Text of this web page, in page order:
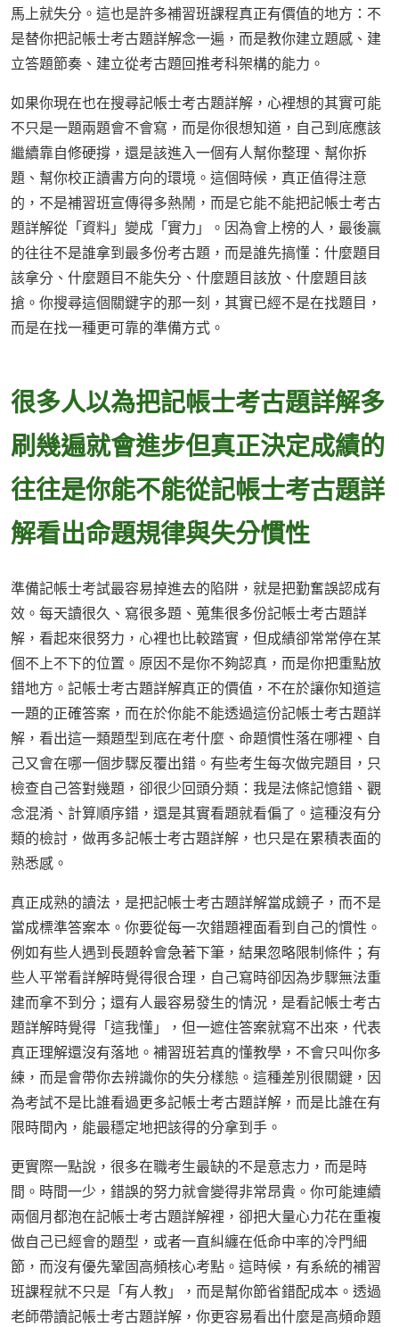
馬上就失分。這也是許多補習班課程真正有價值的地方：不
是替你把記帳士考古題詳解念一遍，而是教你建立題感、建
立答題節奏、建立從考古題回推考科架構的能力。
如果你現在也在搜尋記帳士考古題詳解，心裡想的其實可能
不只是一題兩題會不會寫，而是你很想知道，自己到底應該
繼續靠自修硬撐，還是該進入一個有人幫你整理、幫你拆
題、幫你校正讀書方向的環境。這個時候，真正值得注意
的，不是補習班宣傳得多熱鬧，而是它能不能把記帳士考古
題詳解從「資料」變成「實力」。因為會上榜的人，最後贏
的往往不是誰拿到最多份考古題，而是誰先搞懂：什麼題目
該拿分、什麼題目不能失分、什麼題目該放、什麼題目該
搶。你搜尋這個關鍵字的那一刻，其實已經不是在找題目，
而是在找一種更可靠的準備方式。
很多人以為把記帳士考古題詳解多
刷幾遍就會進步但真正決定成績的
往往是你能不能從記帳士考古題詳
解看出命題規律與失分慣性
準備記帳士考試最容易掉進去的陷阱，就是把勤奮誤認成有
效。每天讀很久、寫很多題、蒐集很多份記帳士考古題詳
解，看起來很努力，心裡也比較踏實，但成績卻常常停在某
個不上不下的位置。原因不是你不夠認真，而是你把重點放
錯地方。記帳士考古題詳解真正的價值，不在於讓你知道這
一題的正確答案，而在於你能不能透過這份記帳士考古題詳
解，看出這一類題型到底在考什麼、命題慣性落在哪裡、自
己又會在哪一個步驟反覆出錯。有些考生每次做完題目，只
檢查自己答對幾題，卻很少回頭分類：我是法條記憶錯、觀
念混淆、計算順序錯，還是其實看題就看偏了。這種沒有分
類的檢討，做再多記帳士考古題詳解，也只是在累積表面的
熟悉感。
真正成熟的讀法，是把記帳士考古題詳解當成鏡子，而不是
當成標準答案本。你要從每一次錯題裡面看到自己的慣性。
例如有些人遇到長題幹會急著下筆，結果忽略限制條件；有
些人平常看詳解時覺得很合理，自己寫時卻因為步驟無法重
建而拿不到分；還有人最容易發生的情況，是看記帳士考古
題詳解時覺得「這我懂」，但一遮住答案就寫不出來，代表
真正理解還沒有落地。補習班若真的懂教學，不會只叫你多
練，而是會帶你去辨識你的失分樣態。這種差別很關鍵，因
為考試不是比誰看過更多記帳士考古題詳解，而是比誰在有
限時間內，能最穩定地把該得的分拿到手。
更實際一點說，很多在職考生最缺的不是意志力，而是時
間。時間一少，錯誤的努力就會變得非常昂貴。你可能連續
兩個月都泡在記帳士考古題詳解裡，卻把大量心力花在重複
做自己已經會的題型，或者一直糾纏在低命中率的冷門細
節，而沒有優先鞏固高頻核心考點。這時候，有系統的補習
班課程就不只是「有人教」，而是幫你節省錯配成本。透過
老師帶讀記帳士考古題詳解，你更容易看出什麼是高頻命題